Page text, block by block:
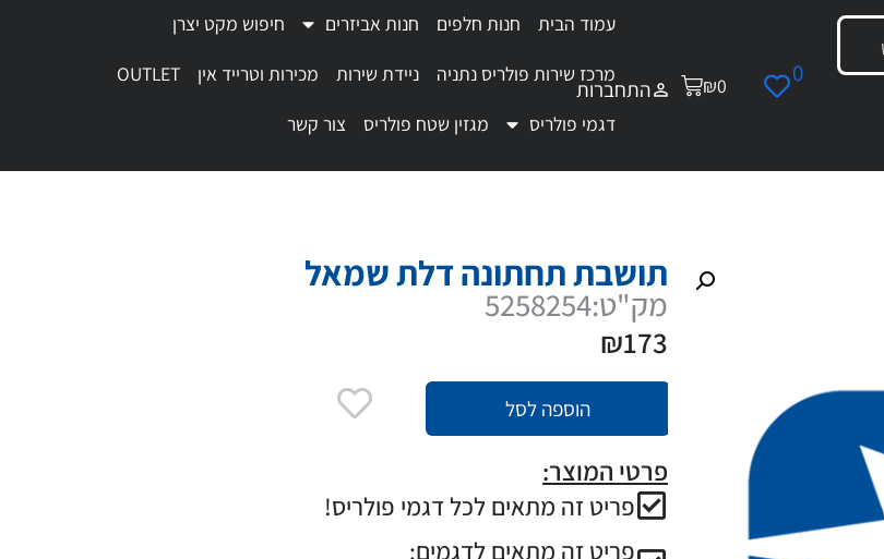
0
₪0 התחברות
עמוד הבית חנות חלפים חנות אביזרים
חיפוש מקט יצרן
מרכז שירות פולריס נתניה
ניידת שירות מכירות וטרייד אין
OUTLET
דגמי פולריס
מגזין שטח פולריס צור קשר
תושבת תחתונה דלת שמאל
מק"ט:5258254
₪173
הוספה לסל
פרטי המוצר:
פריט זה מתאים לכל דגמי פולריס!
פריט זה מתאים לדגמים: